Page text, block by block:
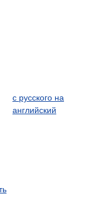
с русского на
английский